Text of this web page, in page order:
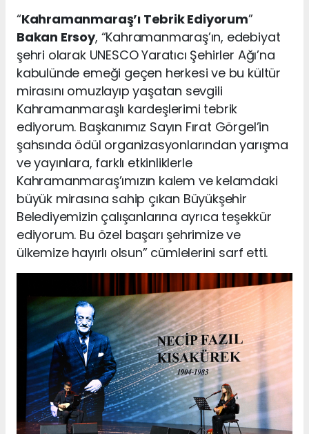
“Kahramanmaraş’ı Tebrik Ediyorum”
Bakan Ersoy, “Kahramanmaraş’ın, edebiyat
şehri olarak UNESCO Yaratıcı Şehirler Ağı’na
kabulünde emeği geçen herkesi ve bu kültür
mirasını omuzlayıp yaşatan sevgili
Kahramanmaraşlı kardeşlerimi tebrik
ediyorum. Başkanımız Sayın Fırat Görgel’in
şahsında ödül organizasyonlarından yarışma
ve yayınlara, farklı etkinliklerle
Kahramanmaraş’ımızın kalem ve kelamdaki
büyük mirasına sahip çıkan Büyükşehir
Belediyemizin çalışanlarına ayrıca teşekkür
ediyorum. Bu özel başarı şehrimize ve
ülkemize hayırlı olsun” cümlelerini sarf etti.